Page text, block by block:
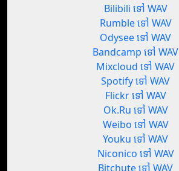
Bilibili ទៅ WAV
Rumble ទៅ WAV
Odysee ទៅ WAV
Bandcamp ទៅ WAV
Mixcloud ទៅ WAV
Spotify ទៅ WAV
Flickr ទៅ WAV
Ok.Ru ទៅ WAV
Weibo ទៅ WAV
Youku ទៅ WAV
Niconico ទៅ WAV
Bitchute ទៅ WAV